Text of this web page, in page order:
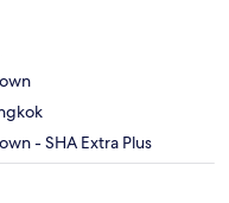
- SHA Extra Plus